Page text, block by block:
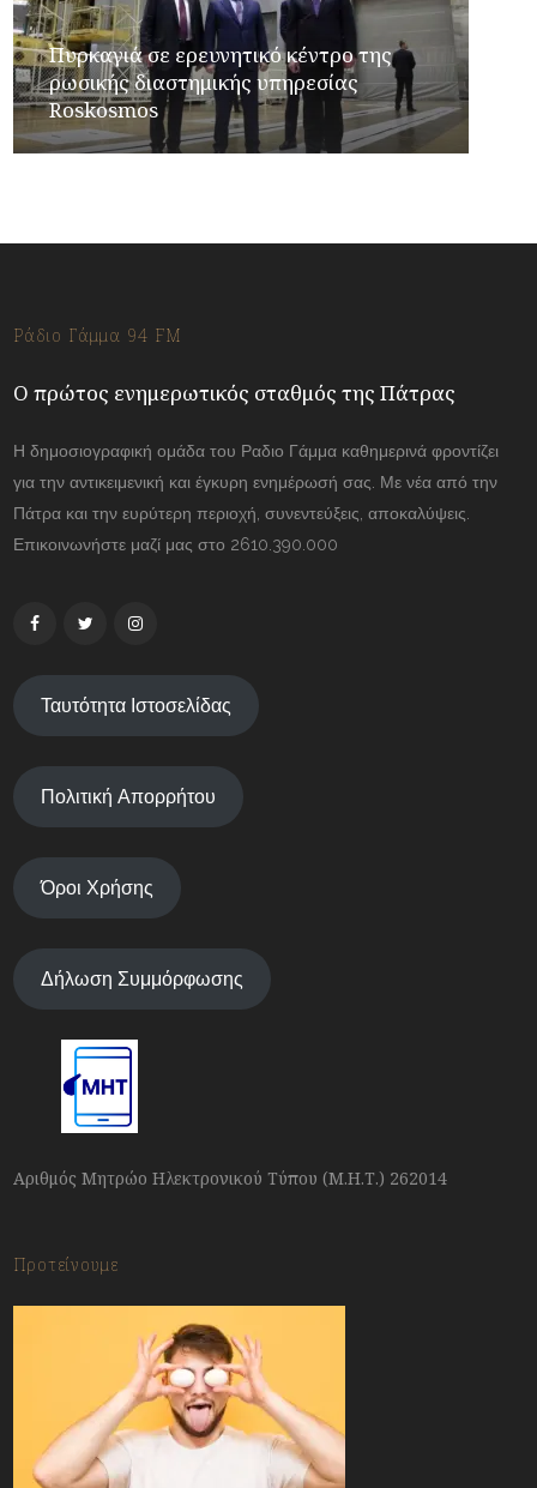
Πυρκαγιά σε ερευνητικό κέντρο της
ρωσικής διαστημικής υπηρεσίας
Roskosmos
Ράδιο Γάμμα 94 FM
Ο πρώτος ενημερωτικός σταθμός της Πάτρας
Η δημοσιογραφική ομάδα του Ραδιο Γάμμα καθημερινά φροντίζει
για την αντικειμενική και έγκυρη ενημέρωσή σας. Με νέα από την
Πάτρα και την ευρύτερη περιοχή, συνεντεύξεις, αποκαλύψεις.
Επικοινωνήστε μαζί μας στο 2610.390.000
Ταυτότητα Ιστοσελίδας
Πολιτική Απορρήτου
Όροι Χρήσης
Δήλωση Συμμόρφωσης
Αριθμός Μητρώο Ηλεκτρονικού Τύπου (Μ.Η.Τ.) 262014
Προτείνουμε